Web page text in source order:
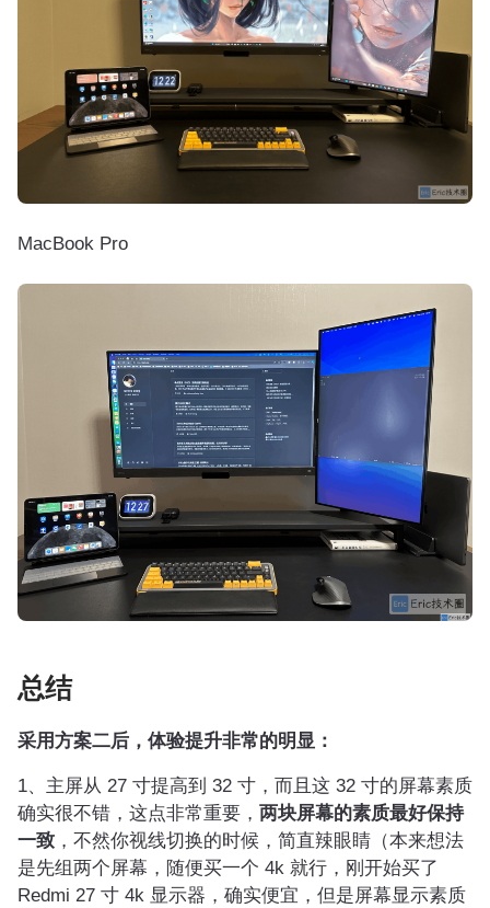
MacBook Pro
总结
采用方案二后，体验提升非常的明显：
1、主屏从 27 寸提高到 32 寸，而且这 32 寸的屏幕素质
确实很不错，这点非常重要， 两块屏幕的素质最好保持
一致 ，不然你视线切换的时候，简直辣眼睛（本来想法
是先组两个屏幕，随便买一个 4k 就行，刚开始买了
Redmi 27 寸 4k 显示器，确实便宜，但是屏幕显示素质